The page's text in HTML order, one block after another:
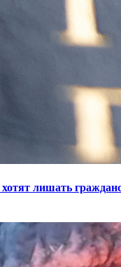
лишать